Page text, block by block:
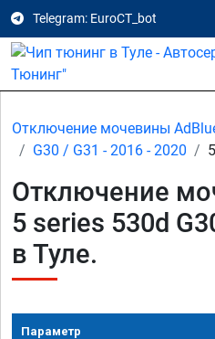
Telegram: EuroCT_bot
Отключение мочевины
G30 / G31 - 2016 - 2020
Отключение
5 series 530d
в Туле.
Параметр